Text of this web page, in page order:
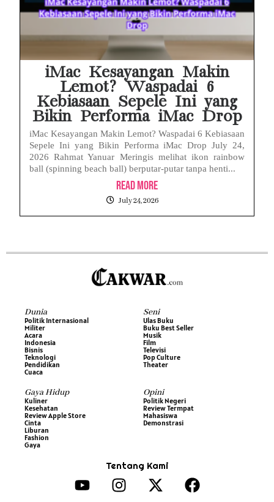
iMac Kesayangan Makin
Lemot? Waspadai 6
Kebiasaan Sepele Ini yang
Bikin Performa iMac Drop
iMac Kesayangan Makin Lemot? Waspadai 6 Kebiasaan
Sepele Ini yang Bikin Performa iMac Drop July 24,
2026 Rahmat Yanuar Meringis melihat ikon rainbow
ball (spinning beach ball) berputar-putar tanpa henti...
Read More
July 24, 2026
Dunia
Politik Internasional
Militer
Acara
Indonesia
Bisnis
Teknologi
Pendidikan
Cuaca
Seni
Ulas Buku
Buku Best Seller
Musik
Film
Televisi
Pop Culture
Theater
Gaya Hidup
Kuliner
Kesehatan
Review Apple Store
Cinta
Liburan
Fashion
Gaya
Opini
Politik Negeri
Review Termpat
Mahasiswa
Demonstrasi
Tentang Kami